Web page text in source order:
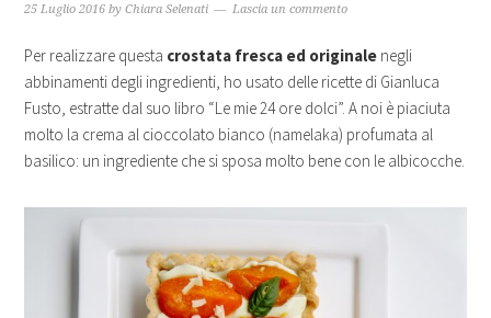
25 Luglio 2016 byChiara Selenati Lascia un commento
Per realizzare questa crostata fresca ed originale negli
abbinamenti degli ingredienti, ho usato delle ricette di Gianluca
Fusto, estratte dal suo libro “Le mie 24 ore dolci”. A noi è piaciuta
molto la crema al cioccolato bianco (namelaka) profumata al
basilico: un ingrediente che si sposa molto bene con le albicocche.